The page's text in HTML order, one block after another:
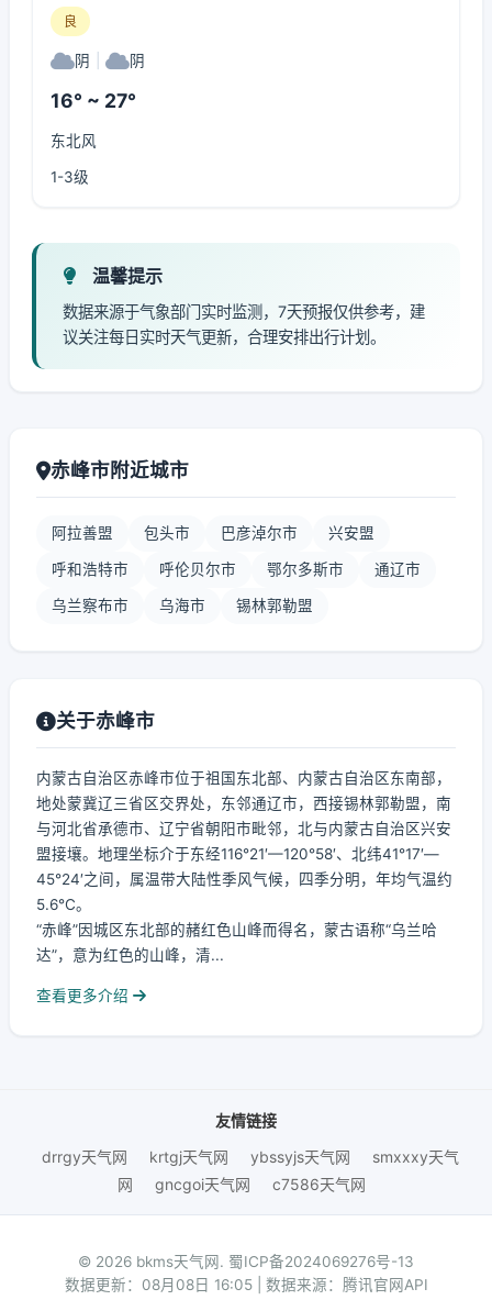
良
阴 阴
16° ~ 27°
东北风
1-3级
温馨提示
数据来源于气象部门实时监测，7天预报仅供参考，建
议关注每日实时天气更新，合理安排出行计划。
赤峰市附近城市
阿拉善盟 包头市 巴彦淖尔市 兴安盟
呼和浩特市 呼伦贝尔市 鄂尔多斯市 通辽市
乌兰察布市 乌海市 锡林郭勒盟
关于赤峰市
内蒙古自治区赤峰市位于祖国东北部、内蒙古自治区东南部，
地处蒙冀辽三省区交界处，东邻通辽市，西接锡林郭勒盟，南
与河北省承德市、辽宁省朝阳市毗邻，北与内蒙古自治区兴安
盟接壤。地理坐标介于东经116°21′—120°58′、北纬41°17′—
45°24′之间，属温带大陆性季风气候，四季分明，年均气温约
5.6℃。
“赤峰”因城区东北部的赭红色山峰而得名，蒙古语称“乌兰哈
达”，意为红色的山峰，清...
查看更多介绍
友情链接
drrgy天气网
krtgj天气网 ybssyjs天气网
smxxxy天气
网
gncgoi天气网 c7586天气网
© 2026 bkms天气网. 蜀ICP备2024069276号-13
数据更新：08月08日 16:05 | 数据来源：腾讯官网API